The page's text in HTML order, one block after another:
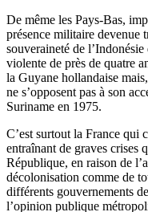
De même les Pays-Bas,
présence militaire devenue
souveraineté de
violente de près de quatre
la Guyane hollandaise
ne s’opposent pas à son
Suriname en 1975.
C’est surtout la France qui
entraînant de graves crises
République, en raison de
décolonisation comme de
différents gouvernements
l’opinion publique